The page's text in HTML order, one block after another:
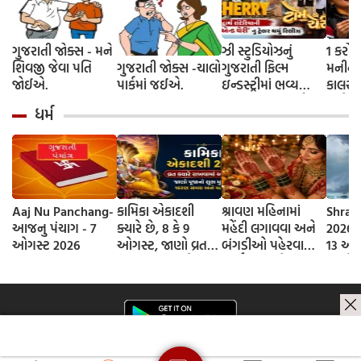
ગુજરાતી જોક્સ - મને
શિવજી જેવા પતિ
જોઈએ.
ગુજરાતી જોક્સ -ચાલો
પાર્કમાં જઈએ.
ઝી સ્ટુડિયોઝનું
ગુજરાતી ફિલ્મ
ઇન્ડસ્ટ્રીમાં ભવ્ય
રાંદેરિયાની 'ટોમ એન્ડ
ચેરી' સાથે કરશે
શરૂઆત; ટ્રેલર થયું
રિલીઝ
1
મનીનુ
ધર્મ
Aaj Nu Panchang-
આજનુ પંચાગ - 7
ઓગસ્ટ 2026
કામિકા એકાદશી
ક્યારે છે, 8 કે 9
ઓગસ્ટ, જાણો વ્રતની
ભગવાન વિષ્ણુની
પૂજાનું શુભ મુહૂર્ત
શ્રાવણ મહિનામાં
મહેંદી લગાવવા અને
બંગડીઓ પહેરવાના
2026
13